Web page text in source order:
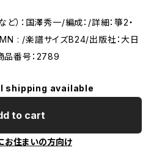
）：国澤秀一/編成：/詳細：箏2・
: /楽譜サイズB24/出版社：大日
番号：2789
shipping available
to cart
お住まいの方向け